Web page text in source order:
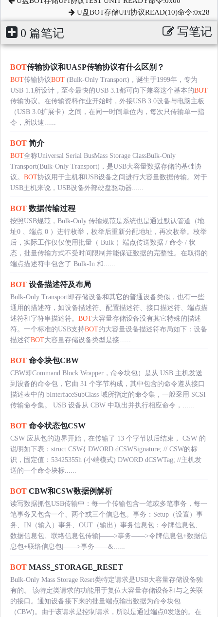
U盘BOT存储UFI协议READ(10)命令:0x28
0 篇笔记 写笔记
BOT传输协议和UASP传输协议有什么区别？
BOT传输协议BOT (Bulk-Only Transport)，诞生于1999年，专为
USB 1.1所设计，至今最快的USB 3.1都可向下兼容这个基本的BOT
传输协议。在传输资料作业开始时，外接USB 3.0设备与电脑主板
（USB 3.0扩展卡）之间，在同一时间单位内，每次只传输单一指
令，所以速......
BOT 简介
BOT全称Universal Serial BusMass Storage ClassBulk-Only
Transport(Bulk-Only Transport)，是USB大容量数据存储的基础协
议。 BOT协议用于主机和USB设备之间进行大容量数据传输。对于
USB主机来说，USB设备外部硬盘驱动器......
BOT 数据传输过程
按照USB规范，Bulk-Only 传输规范是系统也是通过默认管道（地
址0 、端点 0 ）进行枚举，枚举后重新分配地址，再次枚举。枚举
后，实际工作仅仅使用批量（ Bulk ）端点传送数据 / 命令 / 状
态，批量传输方式不受时间限制并能保证数据的完整性。在取得的
端点描述符中包含了 Bulk-In 和......
BOT 设备描述符及布局
Bulk-Only Transport即存储设备和其它的普通设备类似，也有一些
通用的描述符，如设备描述符、配置描述符、接口描述符、端点描
述符和字符串描述符。 BOT大容量存储设备没有其它特殊的描述
符。一个标准的USB支持BOT的大容量设备描述符布局如下：设备
描述符BOT大容量存储设备类型是接......
BOT 命令块包CBW
CBW即Command Block Wrapper，命令块包）是从 USB 主机发送
到设备的命令包，它由 31 个字节构成，其中包含的命令遵从接口
描述表中的 bInterfaceSubClass 域所指定的命令集，一般采用 SCSI
传输命令集。 USB 设备从 CBW 中取出并执行相应命令，......
BOT 命令状态包CSW
CSW 应从包的边界开始，在传输了 13 个字节以后结束， CSW 的
说明如下表：struct CSW{ DWORD dCSWSignature; // CSW的标
识，固定值：53425355h (小端模式) DWORD dCSWTag; //主机发
送的一个命令块标......
BOT CBW和CSW数据例解析
读写数据抓包USB传输中：每一个传输包含一笔或多笔事务，每一
笔事务又包含一个、两个或三个信息包。事务：Setup（设置）事
务、IN（输入）事务、OUT（输出）事务信息包：令牌信息包、
数据信息包、联络信息包传输|——>事务——>令牌信息包+数据信
息包+联络信息包|——>事务——&......
BOT MASS_STORAGE_RESET
Bulk-Only Mass Storage Reset类特定请求是USB大容量存储设备独
有的。 该特定类请求的功能用于复位大容量存储设备和与之关联
的接口。通知设备接下来的批量端点输出数据为命令块包
（CBW)。由于该请求是控制请求，所以是通过端点0发送的。在